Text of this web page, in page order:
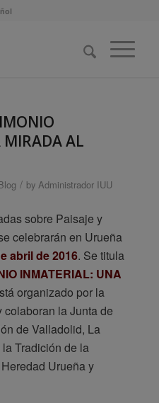
MIRADA AL
/ by Administrador IUU
sobre Paisaje y
celebrarán en Urueña
abril de 2016. Se titula
INMATERIAL: UNA
organizado por la
la Junta de
de Valladolid, La
Tradición de la
Urueña y